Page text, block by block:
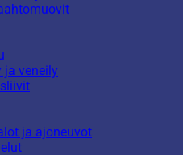
ja veneily
ja ajoneuvot